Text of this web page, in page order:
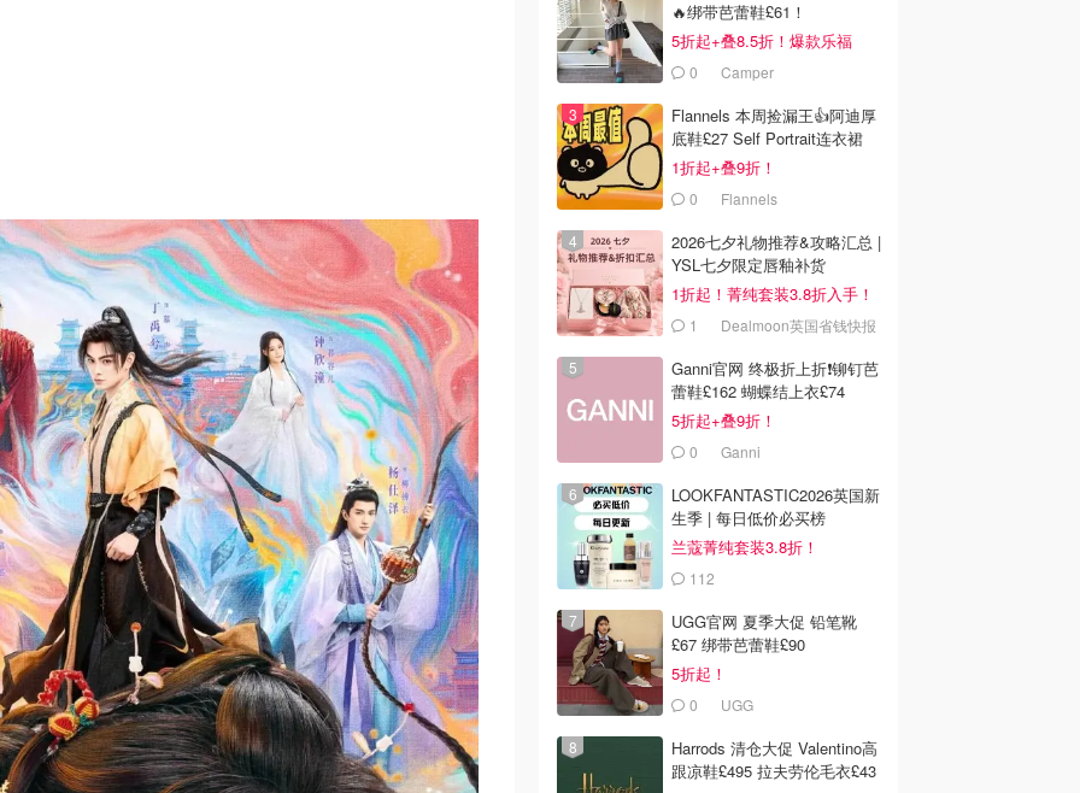
🔥绑带芭蕾鞋£61！
5折起+叠8.5折！爆款乐福
£68！
0 Camper
Flannels 本周捡漏王👍阿迪厚
底鞋£27 Self Portrait连衣裙
£63
1折起+叠9折！
0 Flannels
2026七夕礼物推荐&攻略汇总 |
YSL七夕限定唇釉补货
1折起！菁纯套装3.8折入手！
1 Dealmoon英国省钱快报
Ganni官网 终极折上折❗️铆钉芭
蕾鞋£162 蝴蝶结上衣£74
5折起+叠9折！
0 Ganni
LOOKFANTASTIC2026英国新
生季 | 每日低价必买榜
兰蔻菁纯套装3.8折！
112
UGG官网 夏季大促 铅笔靴
£67 绑带芭蕾鞋£90
5折起！
0 UGG
Harrods 清仓大促 Valentino高
跟凉鞋£495 拉夫劳伦毛衣£43